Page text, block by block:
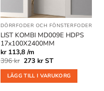
DÖRRFODER OCH FÖNSTERFODER
LIST KOMBI MD009E HDPS
17x100X2400MM
kr 113,8 /m
396kr Det
priset
var:
396 kr.
273 krDet
priset
är:
273 kr.
ST
LÄGG TILL I VARUKORG